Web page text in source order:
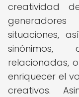
creatividad
situaciones,
relacionadas,
enriquecer el
creativos.